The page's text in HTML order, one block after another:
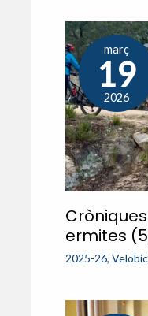
març
19
2026
ermites
2025-26,